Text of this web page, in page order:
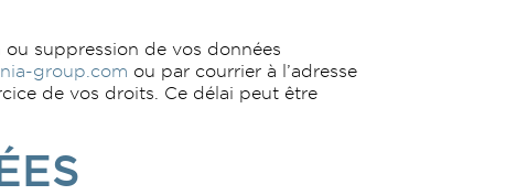
suppression de vos données
group.com ou par courrier à l’adresse
de vos droits. Ce délai peut être